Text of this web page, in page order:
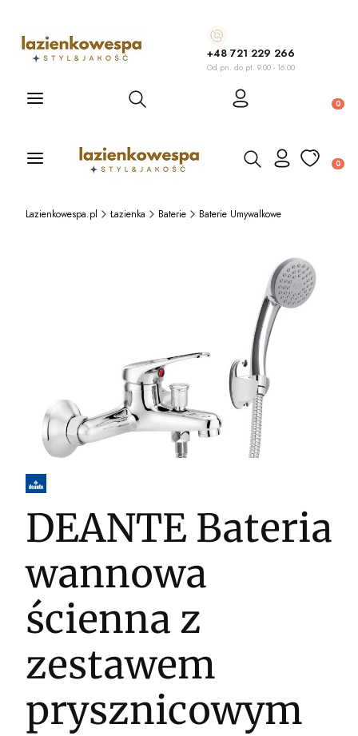
+48 721 229 266
Od pn. do pt. 9.00 - 16.00
Otwórz wyszukiwarkę
Otwórz wyszukiwarkę
Lazienkowespa.pl Łazienka Baterie Baterie Umywalkowe
DEANTE Bateria
wannowa
ścienna z
zestawem
prysznicowym